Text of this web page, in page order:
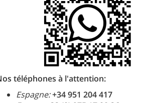
téléphones à l'attention:
Espagne:+34 951 204 417